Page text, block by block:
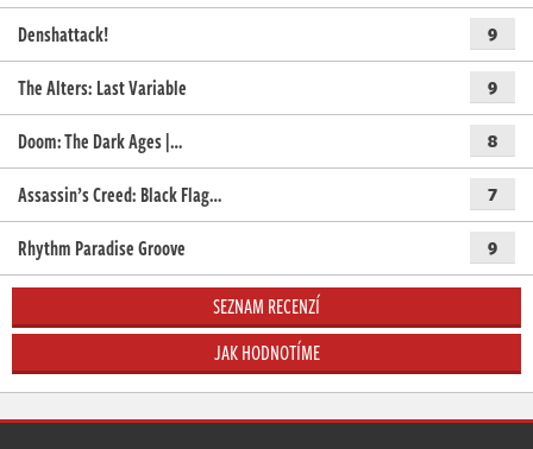
Denshattack! 9
The Alters: Last Variable 9
Doom: The Dark Ages |… 8
Assassin’s Creed: Black Flag… 7
Rhythm Paradise Groove 9
SEZNAM RECENZÍ
JAK HODNOTÍME